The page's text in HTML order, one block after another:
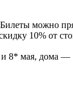
можно
10% от
и 8* мая, дома —